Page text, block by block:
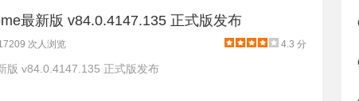
新组件）32位
最新版 v84.0.4147.135 正式版发布
次人浏览 4.3 分
版 v84.0.4147.135 正式版发布